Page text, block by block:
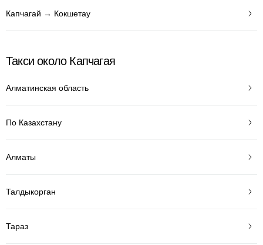
Капчагай → Кокшетау
Такси около Капчагая
Алматинская область
По Казахстану
Алматы
Талдыкорган
Тараз